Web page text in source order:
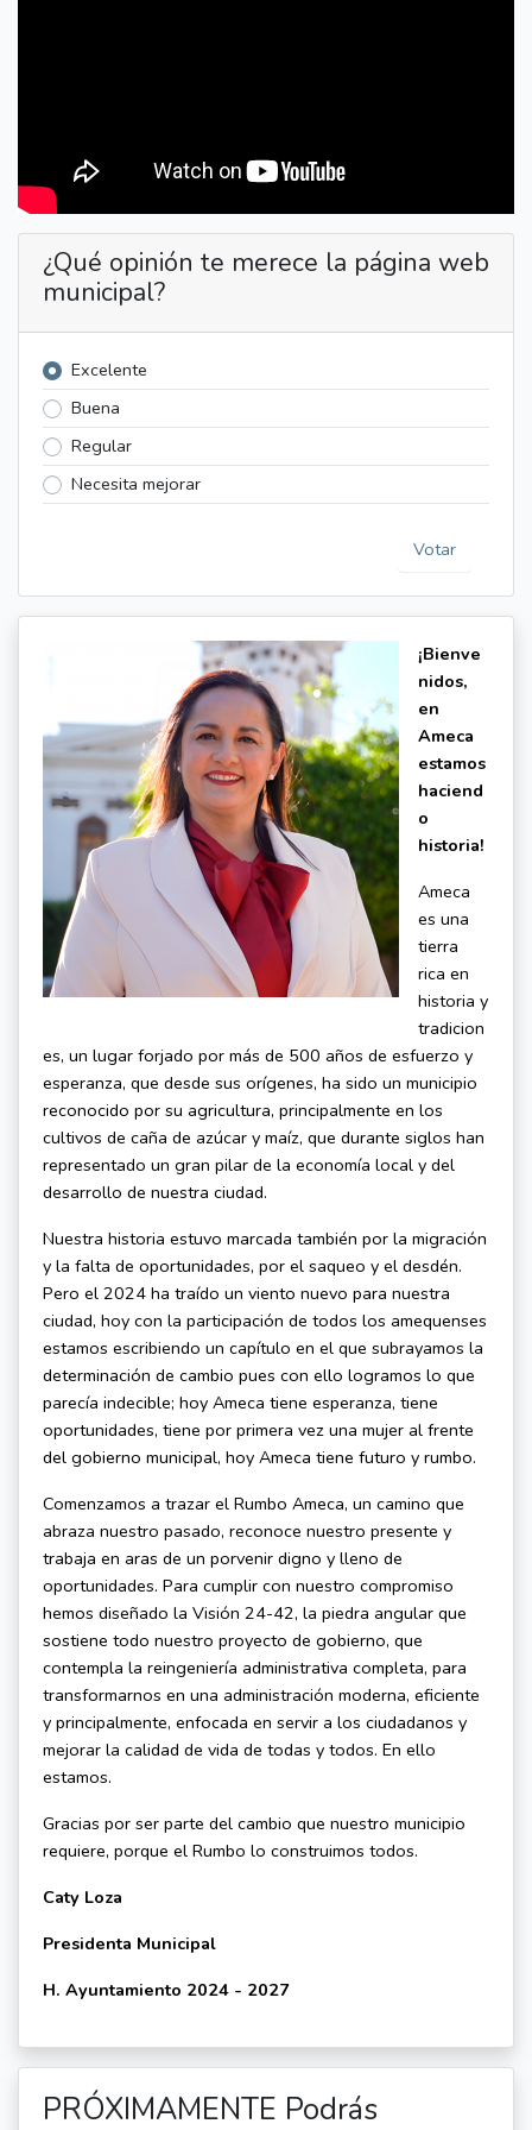
¿Qué opinión te merece la página web
municipal?
Excelente
Buena
Regular
Necesita mejorar
Votar
¡Bienve
nidos,
en
Ameca
estamos
haciend
o
historia!
Ameca
es una
tierra
rica en
historia y
tradicion
es, un lugar forjado por más de 500 años de esfuerzo y
esperanza, que desde sus orígenes, ha sido un municipio
reconocido por su agricultura, principalmente en los
cultivos de caña de azúcar y maíz, que durante siglos han
representado un gran pilar de la economía local y del
desarrollo de nuestra ciudad.
Nuestra historia estuvo marcada también por la migración
y la falta de oportunidades, por el saqueo y el desdén.
Pero el 2024 ha traído un viento nuevo para nuestra
ciudad, hoy con la participación de todos los amequenses
estamos escribiendo un capítulo en el que subrayamos la
determinación de cambio pues con ello logramos lo que
parecía indecible; hoy Ameca tiene esperanza, tiene
oportunidades, tiene por primera vez una mujer al frente
del gobierno municipal, hoy Ameca tiene futuro y rumbo.
Comenzamos a trazar el Rumbo Ameca, un camino que
abraza nuestro pasado, reconoce nuestro presente y
trabaja en aras de un porvenir digno y lleno de
oportunidades. Para cumplir con nuestro compromiso
hemos diseñado la Visión 24-42, la piedra angular que
sostiene todo nuestro proyecto de gobierno, que
contempla la reingeniería administrativa completa, para
transformarnos en una administración moderna, eficiente
y principalmente, enfocada en servir a los ciudadanos y
mejorar la calidad de vida de todas y todos. En ello
estamos.
Gracias por ser parte del cambio que nuestro municipio
requiere, porque el Rumbo lo construimos todos.
Caty Loza
Presidenta Municipal
H. Ayuntamiento 2024 - 2027
PRÓXIMAMENTE Podrás